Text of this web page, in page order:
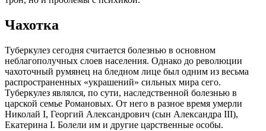
Чахотка
Туберкулез сегодня считается болезнью в основном
неблагополучных слоев населения. Однако до революции
чахоточный румянец на бледном лице был одним из весьма
распространенных «украшений» сильных мира сего.
Туберкулез являлся, по сути, наследственной болезнью в
царской семье Романовых. От него в разное время умерли
Николай I, Георгий Александрович (сын Александра III),
Екатерина I. Болели им и другие царственные особы.